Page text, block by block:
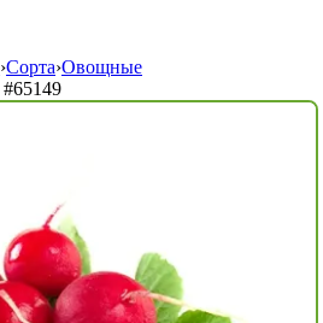
›Сорта›Овощные
#65149